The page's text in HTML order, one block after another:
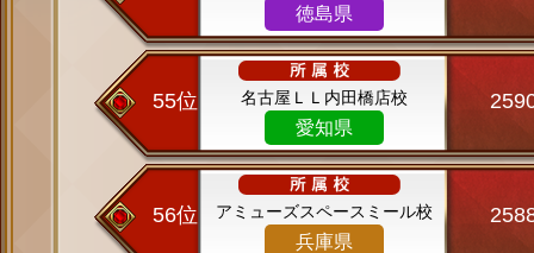
徳島県
55位 名古屋ＬＬ内田橋店校
愛知県
56位 アミューズスペースミール校
兵庫県